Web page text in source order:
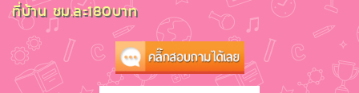
ที่บ้าน ชม.ละ180บาท